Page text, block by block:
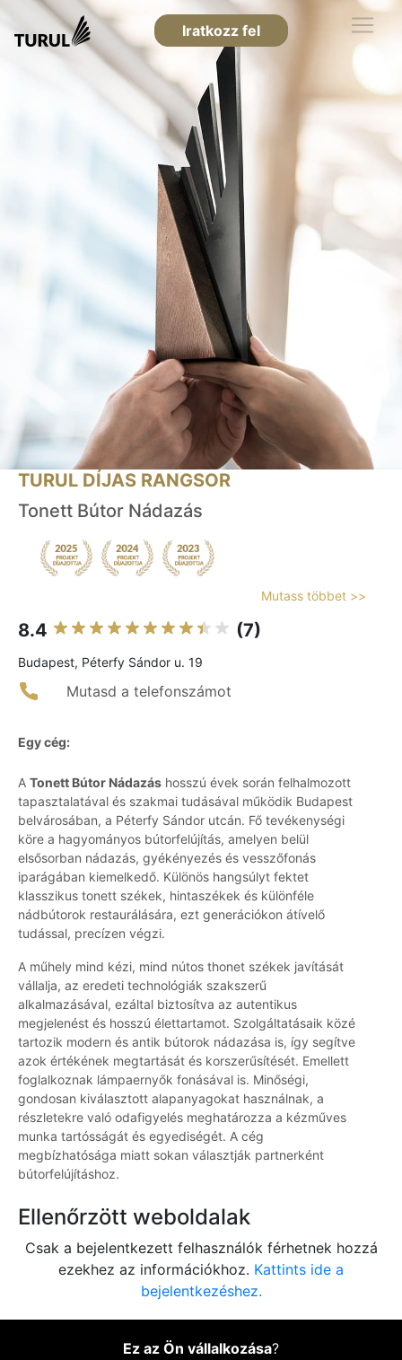
Iratkozz fel
TURUL DÍJAS RANGSOR
Tonett Bútor Nádazás
Mutass többet >>
8.4 (7)
Budapest, Péterfy Sándor u. 19
Mutasd a telefonszámot
Egy cég:
A Tonett Bútor Nádazás hosszú évek során felhalmozott
tapasztalatával és szakmai tudásával működik Budapest
belvárosában, a Péterfy Sándor utcán. Fő tevékenységi
köre a hagyományos bútorfelújítás, amelyen belül
elsősorban nádazás, gyékényezés és vesszőfonás
iparágában kiemelkedő. Különös hangsúlyt fektet
klasszikus tonett székek, hintaszékek és különféle
nádbútorok restaurálására, ezt generációkon átívelő
tudással, precízen végzi.
A műhely mind kézi, mind nútos thonet székek javítását
vállalja, az eredeti technológiák szakszerű
alkalmazásával, ezáltal biztosítva az autentikus
megjelenést és hosszú élettartamot. Szolgáltatásaik közé
tartozik modern és antik bútorok nádazása is, így segítve
azok értékének megtartását és korszerűsítését. Emellett
foglalkoznak lámpaernyők fonásával is. Minőségi,
gondosan kiválasztott alapanyagokat használnak, a
részletekre való odafigyelés meghatározza a kézműves
munka tartósságát és egyediségét. A cég
megbízhatósága miatt sokan választják partnerként
bútorfelújításhoz.
Ellenőrzött weboldalak
Csak a bejelentkezett felhasználók férhetnek hozzá
ezekhez az információkhoz. Kattints ide a
bejelentkezéshez.
Ez az Ön vállalkozása?